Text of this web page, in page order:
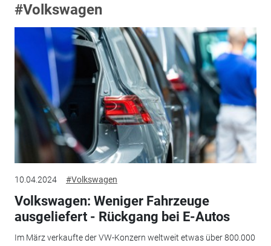
#Volkswagen
10.04.2024 #Volkswagen
Volkswagen: Weniger Fahrzeuge
ausgeliefert - Rückgang bei E-Autos
Im März verkaufte der VW-Konzern weltweit etwas über 800.000